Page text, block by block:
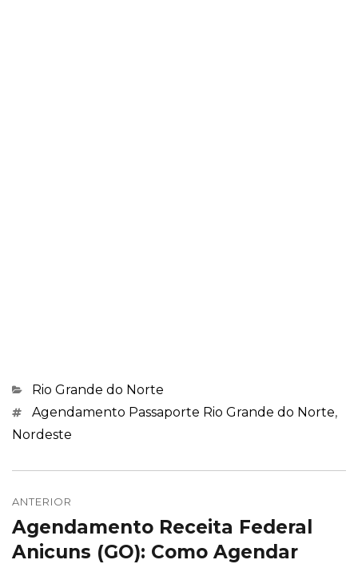
Categorias
Rio Grande do Norte
Marcações
Agendamento Passaporte Rio Grande do Norte,
Nordeste
de
Post
ANTERIOR
Post
anterior:
Agendamento Receita Federal
Anicuns (GO): Como Agendar